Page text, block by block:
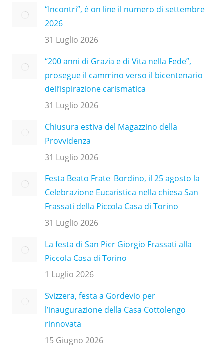
“Incontri”, è on line il numero di settembre
2026
31 Luglio 2026
“200 anni di Grazia e di Vita nella Fede”,
prosegue il cammino verso il bicentenario
dell’ispirazione carismatica
31 Luglio 2026
Chiusura estiva del Magazzino della
Provvidenza
31 Luglio 2026
Festa Beato Fratel Bordino, il 25 agosto la
Celebrazione Eucaristica nella chiesa San
Frassati della Piccola Casa di Torino
31 Luglio 2026
La festa di San Pier Giorgio Frassati alla
Piccola Casa di Torino
1 Luglio 2026
Svizzera, festa a Gordevio per
l’inaugurazione della Casa Cottolengo
rinnovata
15 Giugno 2026